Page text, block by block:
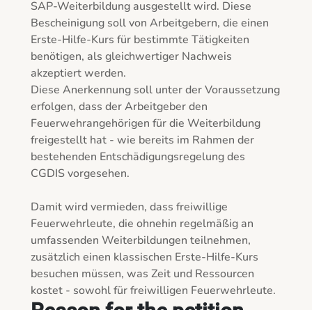
SAP-Weiterbildung ausgestellt wird. Diese
Bescheinigung soll von Arbeitgebern, die einen
Erste-Hilfe-Kurs für bestimmte Tätigkeiten
benötigen, als gleichwertiger Nachweis
akzeptiert werden.
Diese Anerkennung soll unter der Voraussetzung
erfolgen, dass der Arbeitgeber den
Feuerwehrangehörigen für die Weiterbildung
freigestellt hat - wie bereits im Rahmen der
bestehenden Entschädigungsregelung des
CGDIS vorgesehen.
Damit wird vermieden, dass freiwillige
Feuerwehrleute, die ohnehin regelmäßig an
umfassenden Weiterbildungen teilnehmen,
zusätzlich einen klassischen Erste-Hilfe-Kurs
besuchen müssen, was Zeit und Ressourcen
kostet - sowohl für freiwilligen Feuerwehrleute.